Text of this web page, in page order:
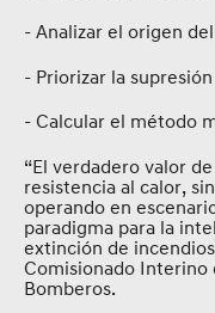
- Analizar el origen
- Priorizar la supresión
- Calcular el método
“El verdadero valor
resistencia al calor,
operando en
paradigma para la
extinción de
Comisionado Interino
Bomberos.